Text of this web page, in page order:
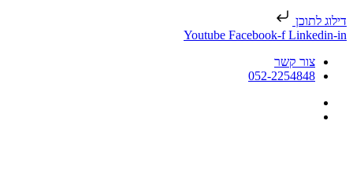
דילוג לתוכן
Youtube Facebook-f Linkedin-in
צור קשר
052-2254848